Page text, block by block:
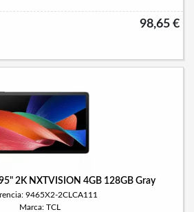
98,65 €
2K NXTVISION 4GB 128GB Gray
9465X2-2CLCA111
Marca: TCL